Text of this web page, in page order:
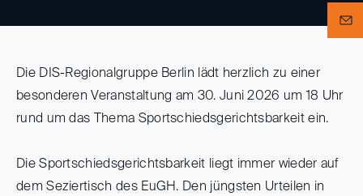
Die DIS-Regionalgruppe Berlin lädt herzlich zu einer
besonderen Veranstaltung am 30. Juni 2026 um 18 Uhr
rund um das Thema Sportschiedsgerichtsbarkeit ein.
Die Sportschiedsgerichtsbarkeit liegt immer wieder auf
dem Seziertisch des EuGH. Den jüngsten Urteilen in